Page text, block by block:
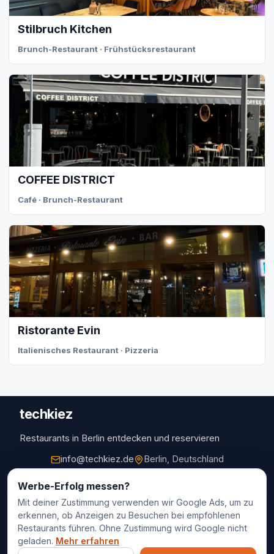
Stilbruch Kitchen
Brunch-Restaurant · Frühstücksrestaurant
COFFEE DISTRICT
Café · Brunch-Restaurant
Ristorante Evin
Italienisches Restaurant · Pizzeria
techkiez
Restaurants in Berlin entdecken und reservieren
info@techkiez.de
Berlin, Deutschland
Restaurants
Restaurantauswahl
Für Unternehmen
Kontakt
Werbe-Erfolg messen?
Mit deiner Zustimmung verwenden wir Google Ads, um zu
erkennen, ob Anzeigen zu Besuchen bei empfohlenen
Restaurants führen. Ohne Zustimmung wird Google nicht
geladen. Mehr erfahren